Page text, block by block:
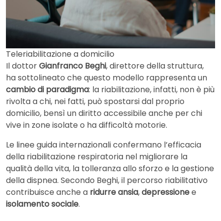
Teleriabilitazione a domicilio
Il dottorGianfranco Beghi, direttore della struttura,
ha sottolineato che questo modello rappresenta un
cambio di paradigma: la riabilitazione, infatti, non è più
rivolta a chi, nei fatti, può spostarsi dal proprio
domicilio, bensì un diritto accessibile anche per chi
vive in zone isolate o ha difficoltà motorie.
Le linee guida internazionali confermano l’efficacia
della riabilitazione respiratoria nel migliorare la
qualità della vita, la tolleranza allo sforzo e la gestione
della dispnea. Secondo Beghi, il percorso riabilitativo
contribuisce anche a ridurre ansia,depressionee
isolamento sociale.